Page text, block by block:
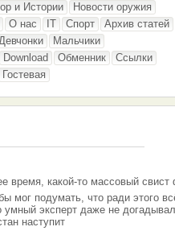
и Истории
Новости оружия
О нас IT Спорт
Архив статей
Мальчики
Download Обменник
Ссылки
Гостевая
время, какой-то массовый свист
мог подумать, что ради этого
эксперт даже не
наступит